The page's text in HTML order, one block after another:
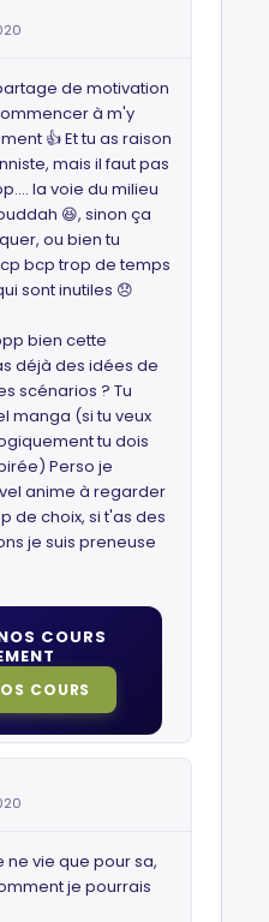
de motivation
à m'y
👍 Et tu as raison
mais il faut pas
la voie du milieu
😆, sinon ça
ou bien tu
bcp trop de temps
sont inutiles 😞
bien cette
déjà des idées de
scénarios ? Tu
manga (si tu veux
tu dois
Perso je
anime à regarder
de choix, si t'as des
je suis preneuse
COURS
COURS
ne vie que pour sa,
je pourrais